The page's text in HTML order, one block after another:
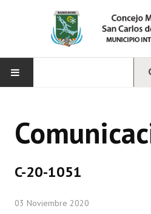
CONCEJO
C-20-1051
03 Noviembre 2020